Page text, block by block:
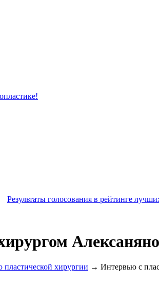
Результаты голосования в рейтинге
пластической хирургии → Интервью с